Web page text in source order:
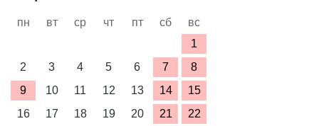
пн вт ср чт пт сб
вс
1
2
3 4 5 6 7
8
9
10 11 12 13 14
15
16
17 18 19 20 21
22